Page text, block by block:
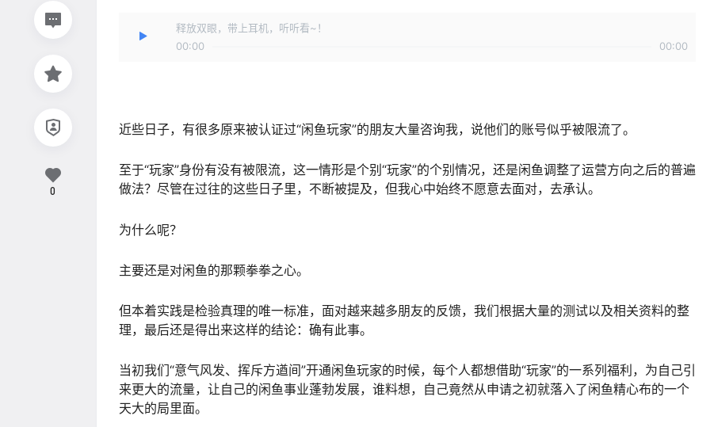
释放双眼，带上耳机，听听看~！
00:00
00:00
近些日子，有很多原来被认证过“闲鱼玩家”的朋友大量咨询我，说他们的账号似乎被限流了。
至于“玩家”身份有没有被限流，这一情形是个别“玩家”的个别情况，还是闲鱼调整了运营方向之后的普遍
做法？尽管在过往的这些日子里，不断被提及，但我心中始终不愿意去面对，去承认。
为什么呢？
主要还是对闲鱼的那颗拳拳之心。
但本着实践是检验真理的唯一标准，面对越来越多朋友的反馈，我们根据大量的测试以及相关资料的整
理，最后还是得出来这样的结论：确有此事。
当初我们“意气风发、挥斥方遒间”开通闲鱼玩家的时候，每个人都想借助“玩家”的一系列福利，为自己引
来更大的流量，让自己的闲鱼事业蓬勃发展，谁料想，自己竟然从申请之初就落入了闲鱼精心布的一个
天大的局里面。
0